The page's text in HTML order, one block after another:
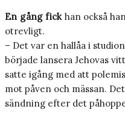
En gång fickhan också
otrevligt.
– Det var en hallåa i
började lansera Jehovas
satte igång med att
mot påven och mässan.
sändning efter det